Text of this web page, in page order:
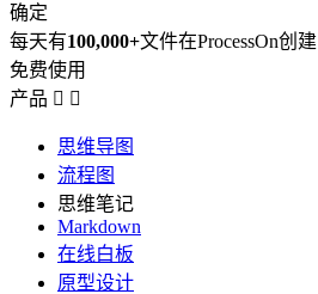
确定
每天有100,000+文件在ProcessOn创建
免费使用
产品  
思维导图
流程图
思维笔记
Markdown
在线白板
原型设计